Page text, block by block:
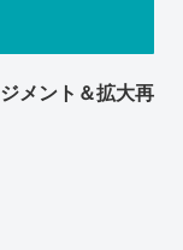
メント＆拡大再